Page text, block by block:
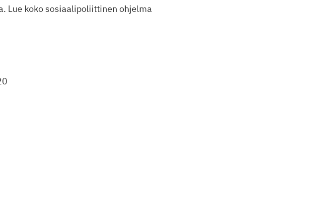
Lue koko sosiaalipoliittinen ohjelma